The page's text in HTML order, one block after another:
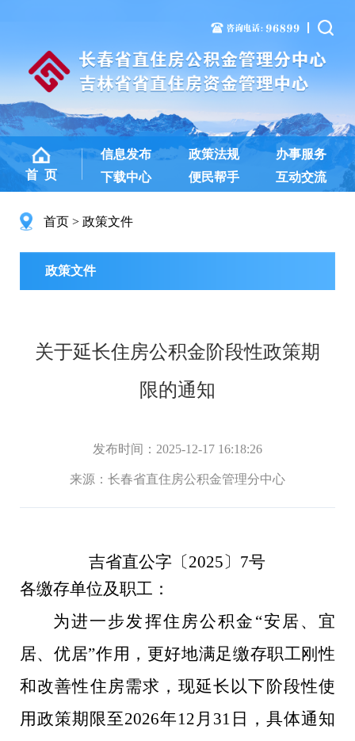
首 页
信息发布 政策法规
办事服务
下载中心
便民帮手 互动交流
首页 政策文件
政策文件
关于延长住房公积金阶段性政策期
限的通知
发布时间：2025-12-17 16:18:26
来源： 长春省直住房公积金管理分中心
吉省直公字〔2025〕7号
各缴存单位及职工：
为进一步发挥住房公积金“安居、宜
居、优居”作用，更好地满足缴存职工刚性
和改善性住房需求，现延长以下阶段性使
用政策期限至2026年12月31日，具体通知